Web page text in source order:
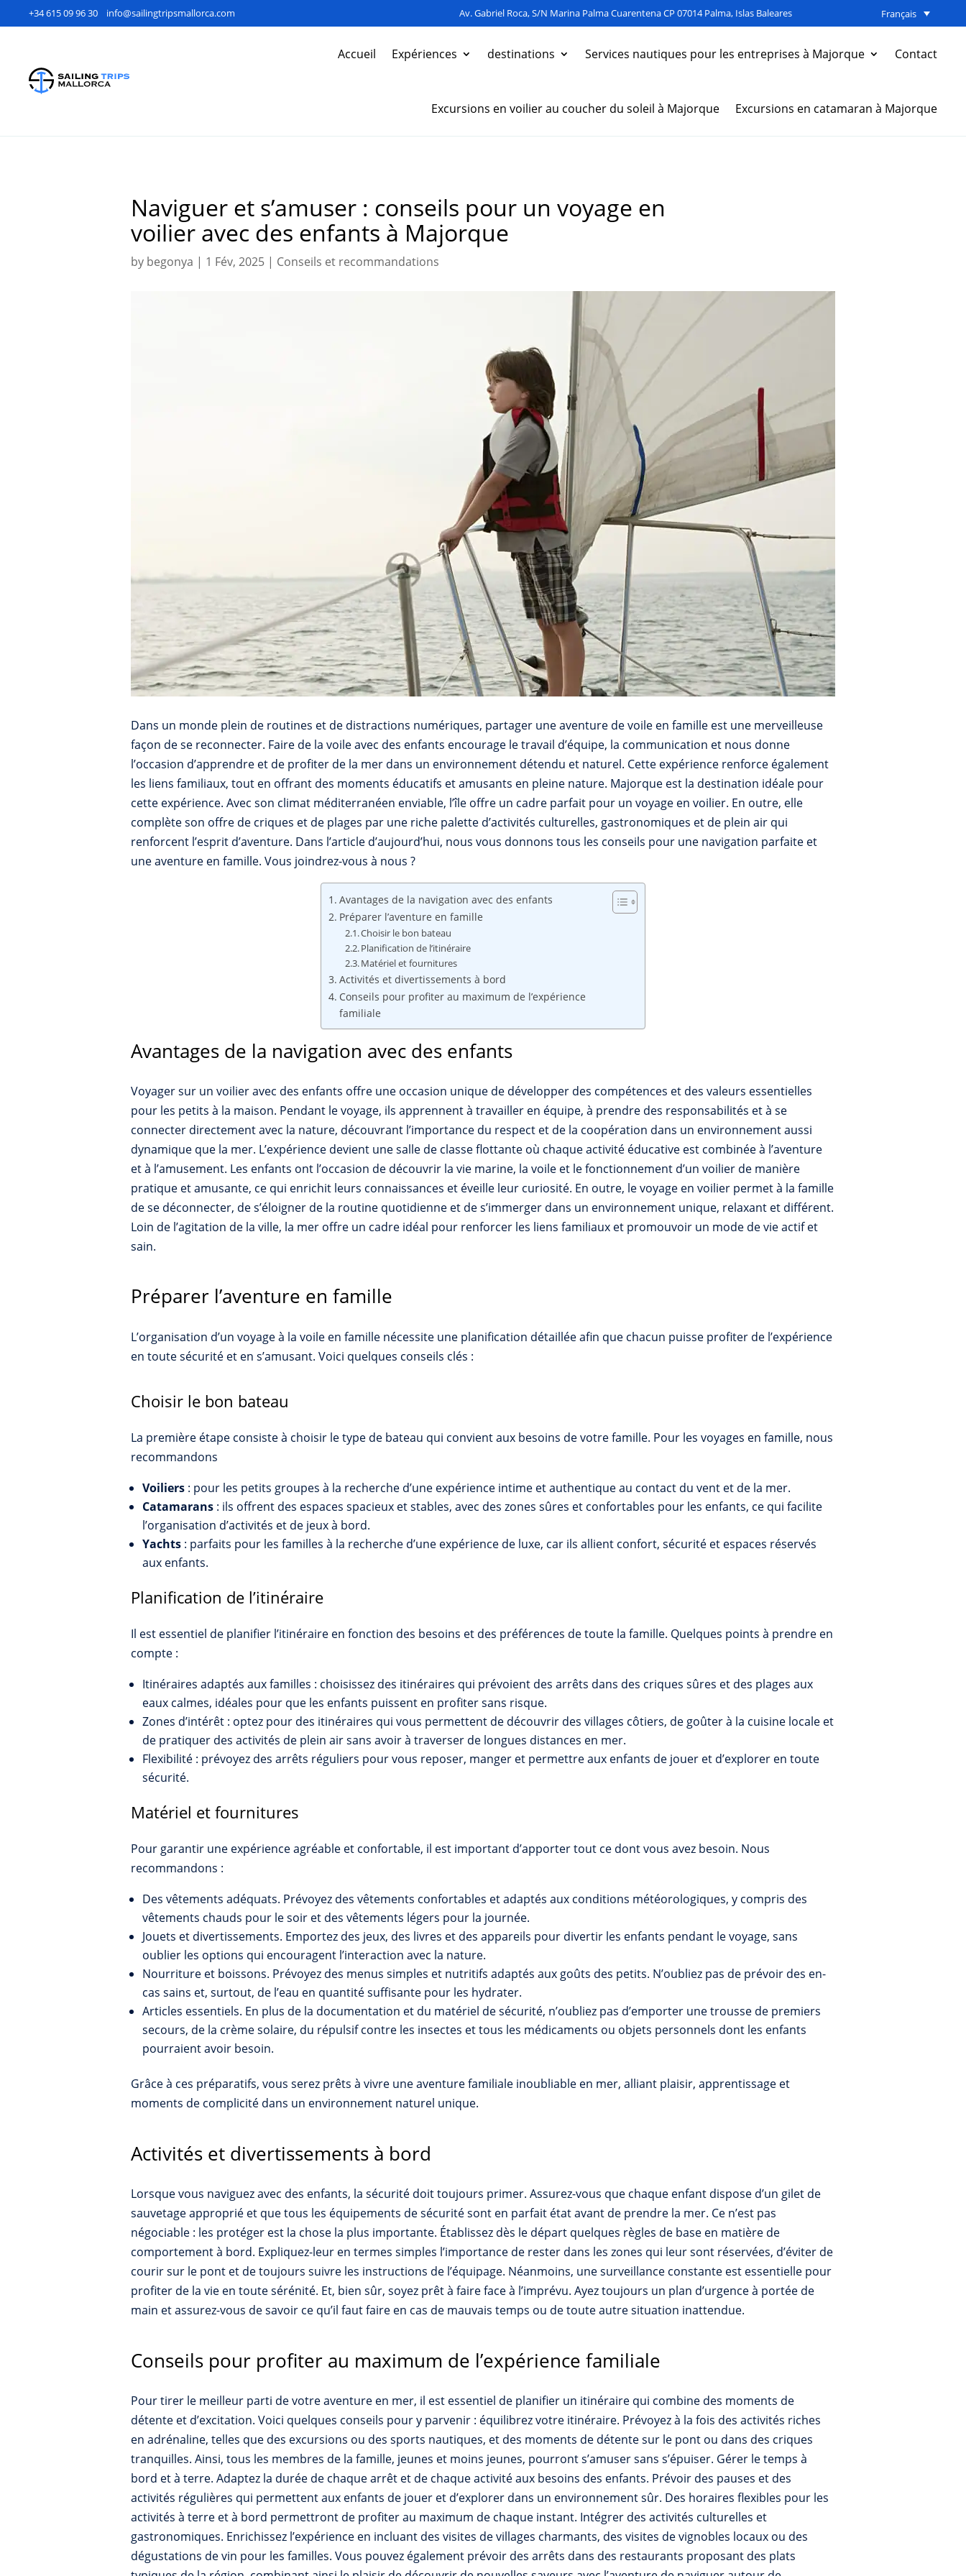
+34 615 09 96 30 info@sailingtripsmallorca.com Av. Gabriel Roca, S/N Marina Palma Cuarentena CP 07014 Palma, Islas Baleares Français
Accueil Expériences destinations Services nautiques pour les entreprises à Majorque Contact
Excursions en voilier au coucher du soleil à Majorque Excursions en catamaran à Majorque
Naviguer et s’amuser : conseils pour un voyage en
voilier avec des enfants à Majorque
by begonya | 1 Fév, 2025 | Conseils et recommandations
Dans un monde plein de routines et de distractions numériques, partager une aventure de voile en famille est une merveilleuse
façon de se reconnecter. Faire de la voile avec des enfants encourage le travail d’équipe, la communication et nous donne
l’occasion d’apprendre et de profiter de la mer dans un environnement détendu et naturel. Cette expérience renforce également
les liens familiaux, tout en offrant des moments éducatifs et amusants en pleine nature. Majorque est la destination idéale pour
cette expérience. Avec son climat méditerranéen enviable, l’île offre un cadre parfait pour un voyage en voilier. En outre, elle
complète son offre de criques et de plages par une riche palette d’activités culturelles, gastronomiques et de plein air qui
renforcent l’esprit d’aventure. Dans l’article d’aujourd’hui, nous vous donnons tous les conseils pour une navigation parfaite et
une aventure en famille. Vous joindrez-vous à nous ?
Avantages de la navigation avec des enfants
Préparer l’aventure en famille
Choisir le bon bateau
Planification de l’itinéraire
Matériel et fournitures
Activités et divertissements à bord
Conseils pour profiter au maximum de l’expérience
familiale
Avantages de la navigation avec des enfants
Voyager sur un voilier avec des enfants offre une occasion unique de développer des compétences et des valeurs essentielles
pour les petits à la maison. Pendant le voyage, ils apprennent à travailler en équipe, à prendre des responsabilités et à se
connecter directement avec la nature, découvrant l’importance du respect et de la coopération dans un environnement aussi
dynamique que la mer. L’expérience devient une salle de classe flottante où chaque activité éducative est combinée à l’aventure
et à l’amusement. Les enfants ont l’occasion de découvrir la vie marine, la voile et le fonctionnement d’un voilier de manière
pratique et amusante, ce qui enrichit leurs connaissances et éveille leur curiosité. En outre, le voyage en voilier permet à la famille
de se déconnecter, de s’éloigner de la routine quotidienne et de s’immerger dans un environnement unique, relaxant et différent.
Loin de l’agitation de la ville, la mer offre un cadre idéal pour renforcer les liens familiaux et promouvoir un mode de vie actif et
sain.
Préparer l’aventure en famille
L’organisation d’un voyage à la voile en famille nécessite une planification détaillée afin que chacun puisse profiter de l’expérience
en toute sécurité et en s’amusant. Voici quelques conseils clés :
Choisir le bon bateau
La première étape consiste à choisir le type de bateau qui convient aux besoins de votre famille. Pour les voyages en famille, nous
recommandons
Voiliers : pour les petits groupes à la recherche d’une expérience intime et authentique au contact du vent et de la mer.
Catamarans : ils offrent des espaces spacieux et stables, avec des zones sûres et confortables pour les enfants, ce qui facilite
l’organisation d’activités et de jeux à bord.
Yachts : parfaits pour les familles à la recherche d’une expérience de luxe, car ils allient confort, sécurité et espaces réservés
aux enfants.
Planification de l’itinéraire
Il est essentiel de planifier l’itinéraire en fonction des besoins et des préférences de toute la famille. Quelques points à prendre en
compte :
Itinéraires adaptés aux familles : choisissez des itinéraires qui prévoient des arrêts dans des criques sûres et des plages aux
eaux calmes, idéales pour que les enfants puissent en profiter sans risque.
Zones d’intérêt : optez pour des itinéraires qui vous permettent de découvrir des villages côtiers, de goûter à la cuisine locale et
de pratiquer des activités de plein air sans avoir à traverser de longues distances en mer.
Flexibilité : prévoyez des arrêts réguliers pour vous reposer, manger et permettre aux enfants de jouer et d’explorer en toute
sécurité.
Matériel et fournitures
Pour garantir une expérience agréable et confortable, il est important d’apporter tout ce dont vous avez besoin. Nous
recommandons :
Des vêtements adéquats. Prévoyez des vêtements confortables et adaptés aux conditions météorologiques, y compris des
vêtements chauds pour le soir et des vêtements légers pour la journée.
Jouets et divertissements. Emportez des jeux, des livres et des appareils pour divertir les enfants pendant le voyage, sans
oublier les options qui encouragent l’interaction avec la nature.
Nourriture et boissons. Prévoyez des menus simples et nutritifs adaptés aux goûts des petits. N’oubliez pas de prévoir des en-
cas sains et, surtout, de l’eau en quantité suffisante pour les hydrater.
Articles essentiels. En plus de la documentation et du matériel de sécurité, n’oubliez pas d’emporter une trousse de premiers
secours, de la crème solaire, du répulsif contre les insectes et tous les médicaments ou objets personnels dont les enfants
pourraient avoir besoin.
Grâce à ces préparatifs, vous serez prêts à vivre une aventure familiale inoubliable en mer, alliant plaisir, apprentissage et
moments de complicité dans un environnement naturel unique.
Activités et divertissements à bord
Lorsque vous naviguez avec des enfants, la sécurité doit toujours primer. Assurez-vous que chaque enfant dispose d’un gilet de
sauvetage approprié et que tous les équipements de sécurité sont en parfait état avant de prendre la mer. Ce n’est pas
négociable : les protéger est la chose la plus importante. Établissez dès le départ quelques règles de base en matière de
comportement à bord. Expliquez-leur en termes simples l’importance de rester dans les zones qui leur sont réservées, d’éviter de
courir sur le pont et de toujours suivre les instructions de l’équipage. Néanmoins, une surveillance constante est essentielle pour
profiter de la vie en toute sérénité. Et, bien sûr, soyez prêt à faire face à l’imprévu. Ayez toujours un plan d’urgence à portée de
main et assurez-vous de savoir ce qu’il faut faire en cas de mauvais temps ou de toute autre situation inattendue.
Conseils pour profiter au maximum de l’expérience familiale
Pour tirer le meilleur parti de votre aventure en mer, il est essentiel de planifier un itinéraire qui combine des moments de
détente et d’excitation. Voici quelques conseils pour y parvenir : équilibrez votre itinéraire. Prévoyez à la fois des activités riches
en adrénaline, telles que des excursions ou des sports nautiques, et des moments de détente sur le pont ou dans des criques
tranquilles. Ainsi, tous les membres de la famille, jeunes et moins jeunes, pourront s’amuser sans s’épuiser. Gérer le temps à
bord et à terre. Adaptez la durée de chaque arrêt et de chaque activité aux besoins des enfants. Prévoir des pauses et des
activités régulières qui permettent aux enfants de jouer et d’explorer dans un environnement sûr. Des horaires flexibles pour les
activités à terre et à bord permettront de profiter au maximum de chaque instant. Intégrer des activités culturelles et
gastronomiques. Enrichissez l’expérience en incluant des visites de villages charmants, des visites de vignobles locaux ou des
dégustations de vin pour les familles. Vous pouvez également prévoir des arrêts dans des restaurants proposant des plats